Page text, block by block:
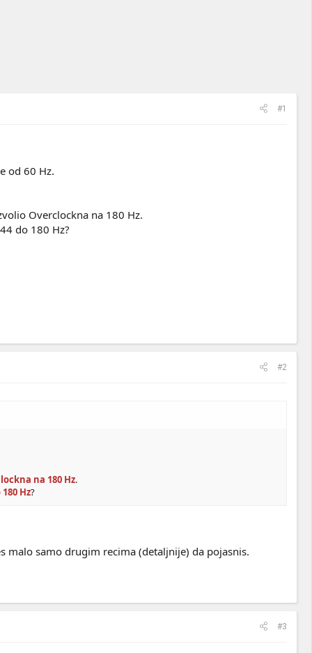
#1
od 60 Hz.
Overclockna na 180 Hz.
do 180 Hz?
#2
na 180 Hz.
Hz?
malo samo drugim recima (detaljnije) da pojasnis.
#3